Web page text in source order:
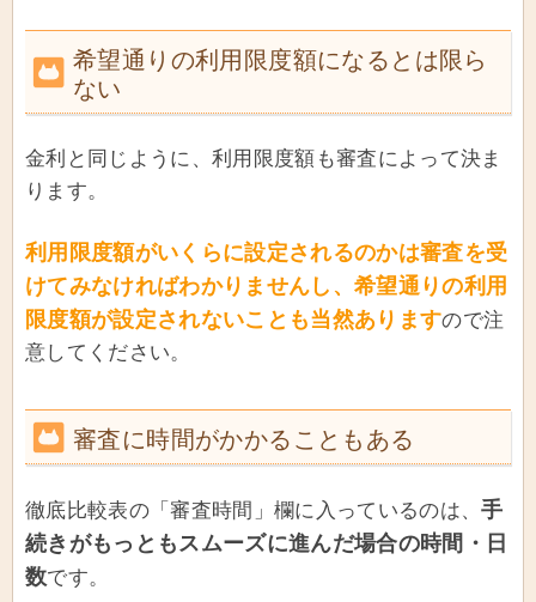
希望通りの利用限度額になるとは限ら
ない
金利と同じように、利用限度額も審査によって決ま
ります。
利用限度額がいくらに設定されるのかは審査を受
けてみなければわかりませんし、希望通りの利用
限度額が設定されないことも当然ありますので注
意してください。
審査に時間がかかることもある
徹底比較表の「審査時間」欄に入っているのは、手
続きがもっともスムーズに進んだ場合の時間・日
数です。